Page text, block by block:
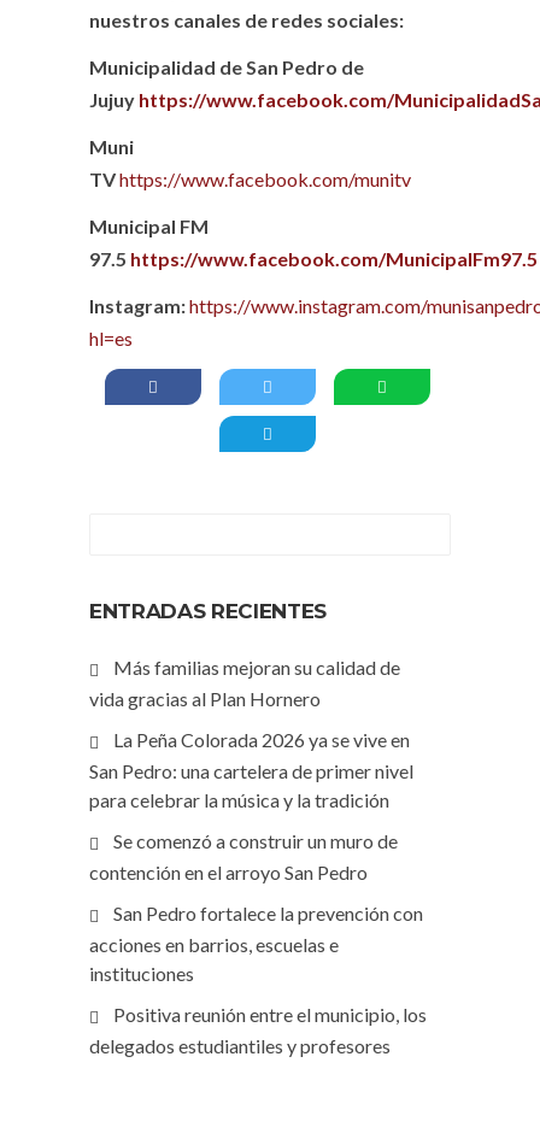
nuestros canales de redes sociales:
Municipalidad de San Pedro de
Jujuy https://www.facebook.com/
Muni
TVhttps://www.facebook.com/munitv
Municipal FM
97.5 https://www.facebook.com/MunicipalFm97.5
Instagram:https://www.instagram.com/
hl=es
ENTRADAS RECIENTES
Más familias mejoran su calidad de
vida gracias al Plan Hornero
La Peña Colorada 2026 ya se vive en
San Pedro: una cartelera de primer nivel
para celebrar la música y la tradición
Se comenzó a construir un muro de
contención en el arroyo San Pedro
San Pedro fortalece la prevención con
acciones en barrios, escuelas e
instituciones
Positiva reunión entre el municipio, los
delegados estudiantiles y profesores